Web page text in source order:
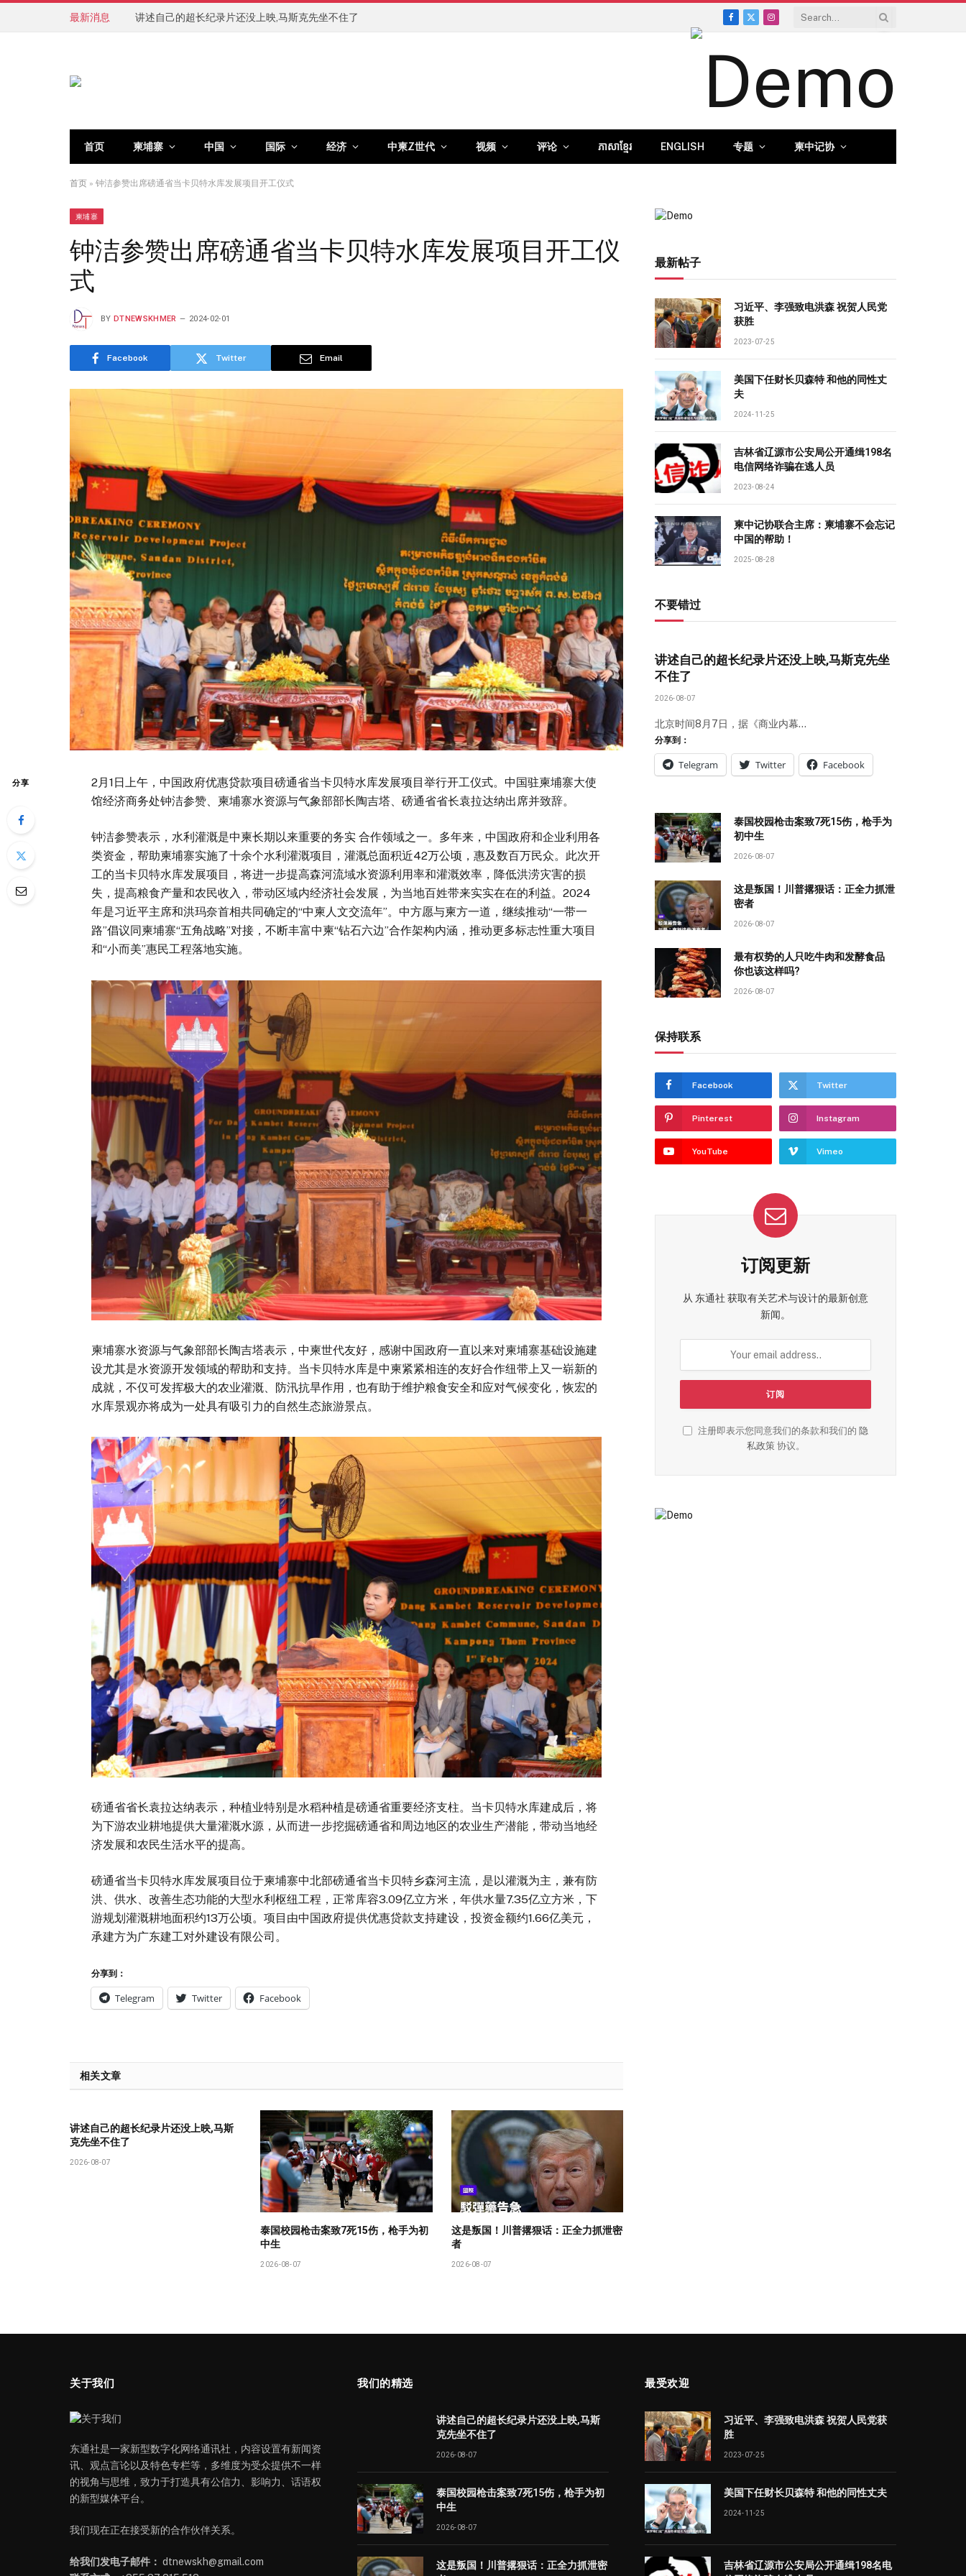
最新消息 讲述自己的超长纪录片还没上映,马斯克先坐不住了
Facebook
X
Instagram
首页 柬埔寨 中国 国际 经济 中柬Z世代 视频 评论 ភាសាខ្មែរ ENGLISH 专题 柬中记协
首页 » 钟洁参赞出席磅通省当卡贝特水库发展项目开工仪式
柬埔寨
钟洁参赞出席磅通省当卡贝特水库发展项目开工仪
式
BY DTNEWSKHMER 2024-02-01
Facebook Twitter Email
分享
2月1日上午，中国政府优惠贷款项目磅通省当卡贝特水库发展项目举行开工仪式。中国驻柬埔寨大使
馆经济商务处钟洁参赞、柬埔寨水资源与气象部部长陶吉塔、磅通省省长袁拉达纳出席并致辞。
钟洁参赞表示，水利灌溉是中柬长期以来重要的务实 合作领域之一。多年来，中国政府和企业利用各
类资金，帮助柬埔寨实施了十余个水利灌溉项目，灌溉总面积近42万公顷，惠及数百万民众。此次开
工的当卡贝特水库发展项目，将进一步提高森河流域水资源利用率和灌溉效率，降低洪涝灾害的损
失，提高粮食产量和农民收入，带动区域内经济社会发展，为当地百姓带来实实在在的利益。2024
年是习近平主席和洪玛奈首相共同确定的“中柬人文交流年”。中方愿与柬方一道，继续推动“一带一
路”倡议同柬埔寨“五角战略”对接，不断丰富中柬“钻石六边”合作架构内涵，推动更多标志性重大项目
和“小而美”惠民工程落地实施。
柬埔寨水资源与气象部部长陶吉塔表示，中柬世代友好，感谢中国政府一直以来对柬埔寨基础设施建
设尤其是水资源开发领域的帮助和支持。当卡贝特水库是中柬紧紧相连的友好合作纽带上又一崭新的
成就，不仅可发挥极大的农业灌溉、防汛抗旱作用，也有助于维护粮食安全和应对气候变化，恢宏的
水库景观亦将成为一处具有吸引力的自然生态旅游景点。
磅通省省长袁拉达纳表示，种植业特别是水稻种植是磅通省重要经济支柱。当卡贝特水库建成后，将
为下游农业耕地提供大量灌溉水源，从而进一步挖掘磅通省和周边地区的农业生产潜能，带动当地经
济发展和农民生活水平的提高。
磅通省当卡贝特水库发展项目位于柬埔寨中北部磅通省当卡贝特乡森河主流，是以灌溉为主，兼有防
洪、供水、改善生态功能的大型水利枢纽工程，正常库容3.09亿立方米，年供水量7.35亿立方米，下
游规划灌溉耕地面积约13万公顷。项目由中国政府提供优惠贷款支持建设，投资金额约1.66亿美元，
承建方为广东建工对外建设有限公司。
分享到：
Telegram Twitter Facebook
相关文章
讲述自己的超长纪录片还没上映,马斯
克先坐不住了
2026-08-07
泰国校园枪击案致7死15伤，枪手为初
中生
2026-08-07
这是叛国！川普撂狠话：正全力抓泄密
者
2026-08-07
最新帖子
习近平、李强致电洪森 祝贺人民党
获胜
2023-07-25
美国下任财长贝森特 和他的同性丈
夫
2024-11-25
吉林省辽源市公安局公开通缉198名
电信网络诈骗在逃人员
2023-08-24
柬中记协联合主席：柬埔寨不会忘记
中国的帮助！
2025-08-28
不要错过
讲述自己的超长纪录片还没上映,马斯克先坐
不住了
2026-08-07
北京时间8月7日，据《商业内幕…
分享到：
Telegram Twitter Facebook
泰国校园枪击案致7死15伤，枪手为
初中生
2026-08-07
这是叛国！川普撂狠话：正全力抓泄
密者
2026-08-07
最有权势的人只吃牛肉和发酵食品
你也该这样吗?
2026-08-07
保持联系
Facebook Twitter
Pinterest Instagram
YouTube Vimeo
订阅更新
从 东通社 获取有关艺术与设计的最新创意
新闻。
注册即表示您同意我们的条款和我们的 隐
私政策协议。
关于我们
东通社是一家新型数字化网络通讯社，内容设置有新闻资
讯、观点言论以及特色专栏等，多维度为受众提供不一样
的视角与思维，致力于打造具有公信力、影响力、话语权
的新型媒体平台。
我们现在正在接受新的合作伙伴关系。
给我们发电子邮件： dtnewskh@gmail.com
我们的精选
讲述自己的超长纪录片还没上映,马斯
克先坐不住了
2026-08-07
泰国校园枪击案致7死15伤，枪手为初
中生
2026-08-07
这是叛国！川普撂狠话：正全力抓泄密
最受欢迎
习近平、李强致电洪森 祝贺人民党获
胜
2023-07-25
美国下任财长贝森特 和他的同性丈夫
2024-11-25
吉林省辽源市公安局公开通缉198名电